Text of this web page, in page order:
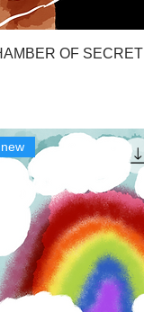
OF SECRET
new